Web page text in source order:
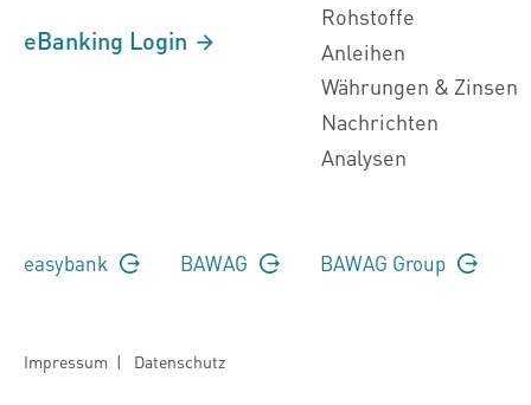
eBanking Login
Rohstoffe
Anleihen
Währungen & Zinsen
Nachrichten
Analysen
easybank BAWAG BAWAG Group
Impressum | Datenschutz